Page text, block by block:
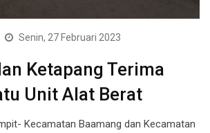
Senin, 27 Februari 2023
Ketapang Terima
Unit Alat Berat
Kecamatan Baamang dan Kecamatan